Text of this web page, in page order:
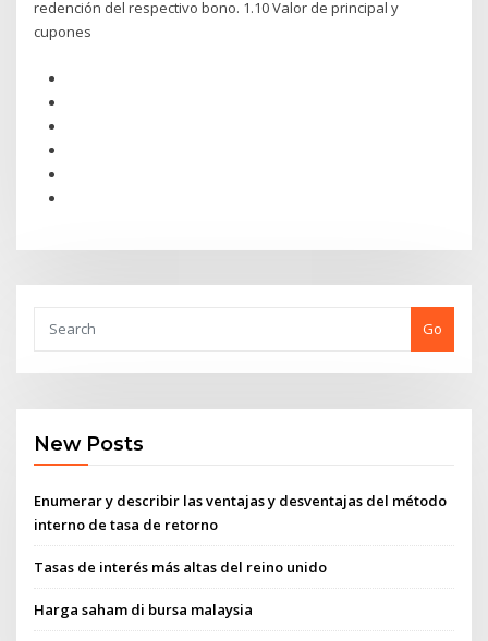
redención del respectivo bono. 1.10 Valor de principal y
cupones
Go
New Posts
Enumerar y describir las ventajas y desventajas del método
interno de tasa de retorno
Tasas de interés más altas del reino unido
Harga saham di bursa malaysia